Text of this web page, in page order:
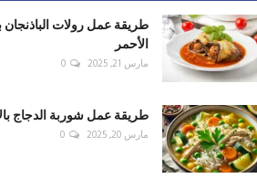
طريقة عمل رولات
الأحمر
مارس 21, 2025 0
طريقة عمل شوربة الدجاج
مارس 20, 2025 0